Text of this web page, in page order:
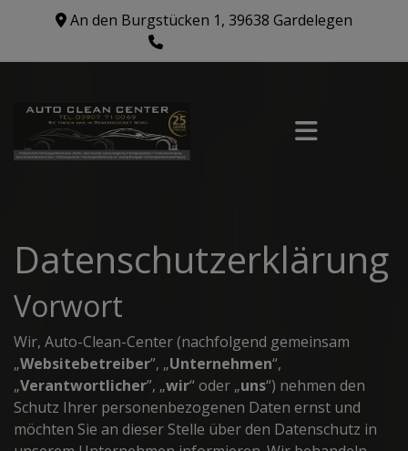
An den Burgstücken 1, 39638 Gardelegen
03907 710069
Datenschutzerklärung
Vorwort
Wir, Auto-Clean-Center (nachfolgend gemeinsam
„Websitebetreiber”, „Unternehmen“,
„Verantwortlicher”, „wir“ oder „uns“) nehmen den
Schutz Ihrer personenbezogenen Daten ernst und
möchten Sie an dieser Stelle über den Datenschutz in